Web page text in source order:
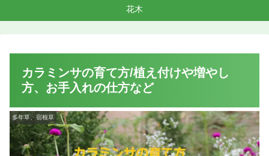
花木
カラミンサの育て方/植え付けや増やし
方、お手入れの仕方など
多年草、宿根草